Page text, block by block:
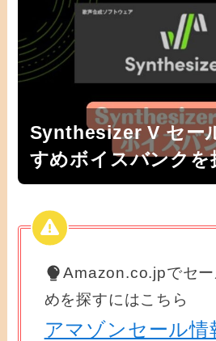
Synthesizer V セー
すめボイスバンクを
Amazon.co.jpでセ
めを探すにはこちら
アマゾンセール情